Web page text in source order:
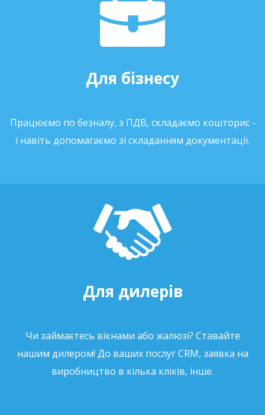
Для бізнесу
Працюємо по безналу, з ПДВ, складаємо кошторис -
і навіть допомагаємо зі складанням документації.
Для дилерів
Чи займаєтесь вікнами або жалюзі? Ставайте
нашим дилером! До ваших послуг CRM, заявка на
виробництво в кілька кліків, інше.